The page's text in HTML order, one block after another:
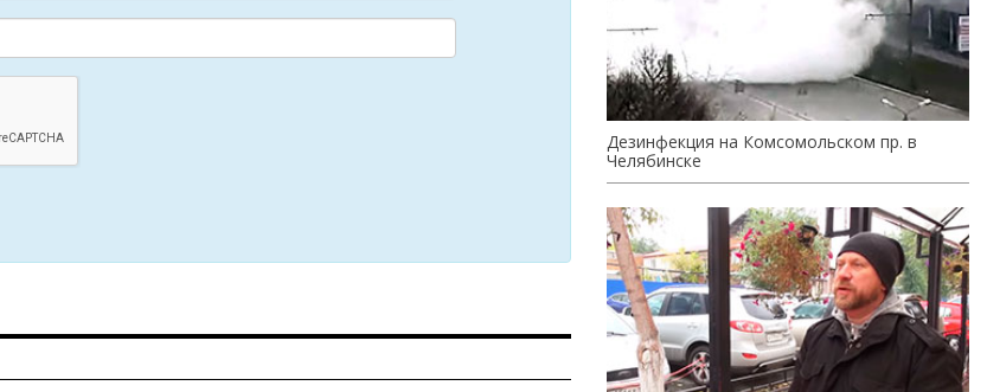
Дезинфекция на Комсомольском пр. в
Челябинске